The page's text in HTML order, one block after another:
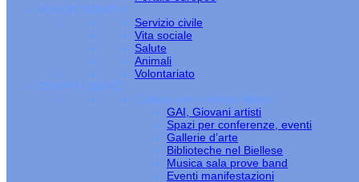
VOLONTARIATO
Servizio civile
Vita sociale
Salute
Animali
Volontariato
TEMPO LIBERO
Cultura arte e tempo libero
GAI, Giovani artisti
Spazi per conferenze, eventi
Gallerie d’arte
Biblioteche nel Biellese
Musica sala prove band
Eventi manifestazioni